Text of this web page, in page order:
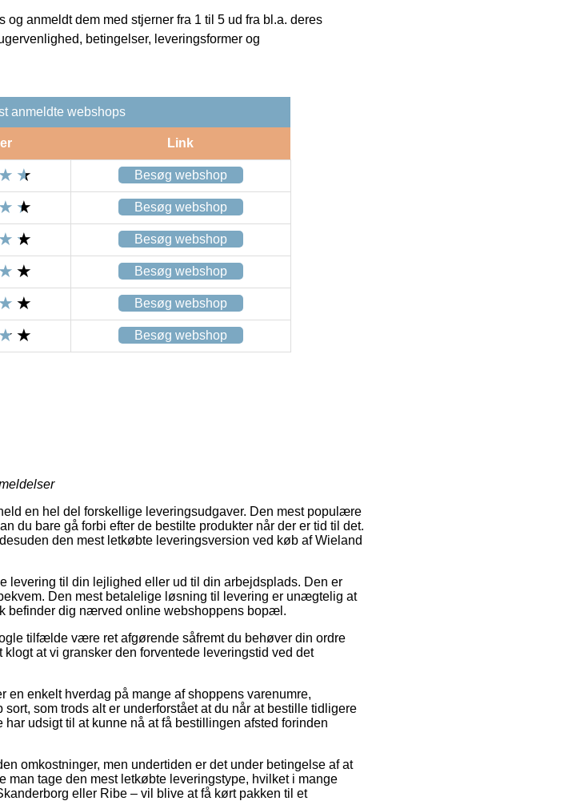
anmeldt dem med stjerner fra 1 til 5 ud fra bl.a. deres
betingelser, leveringsformer og
anmeldte webshops
Link
Besøg webshop
Besøg webshop
Besøg webshop
Besøg webshop
Besøg webshop
Besøg webshop
en hel del forskellige leveringsudgaver. Den mest populære
du bare gå forbi efter de bestilte produkter når der er tid til det.
den mest letkøbte leveringsversion ved køb af Wieland
levering til din lejlighed eller ud til din arbejdsplads. Den er
Den mest betalelige løsning til levering er unægtelig at
befinder dig nærved online webshoppens bopæl.
tilfælde være ret afgørende såfremt du behøver din ordre
at vi gransker den forventede leveringstid ved det
en enkelt hverdag på mange af shoppens varenumre,
som trods alt er underforstået at du når at bestille tidligere
udsigt til at kunne nå at få bestillingen afsted forinden
omkostninger, men undertiden er det under betingelse af at
man tage den mest letkøbte leveringstype, hvilket i mange
eller Ribe – vil blive at få kørt pakken til et